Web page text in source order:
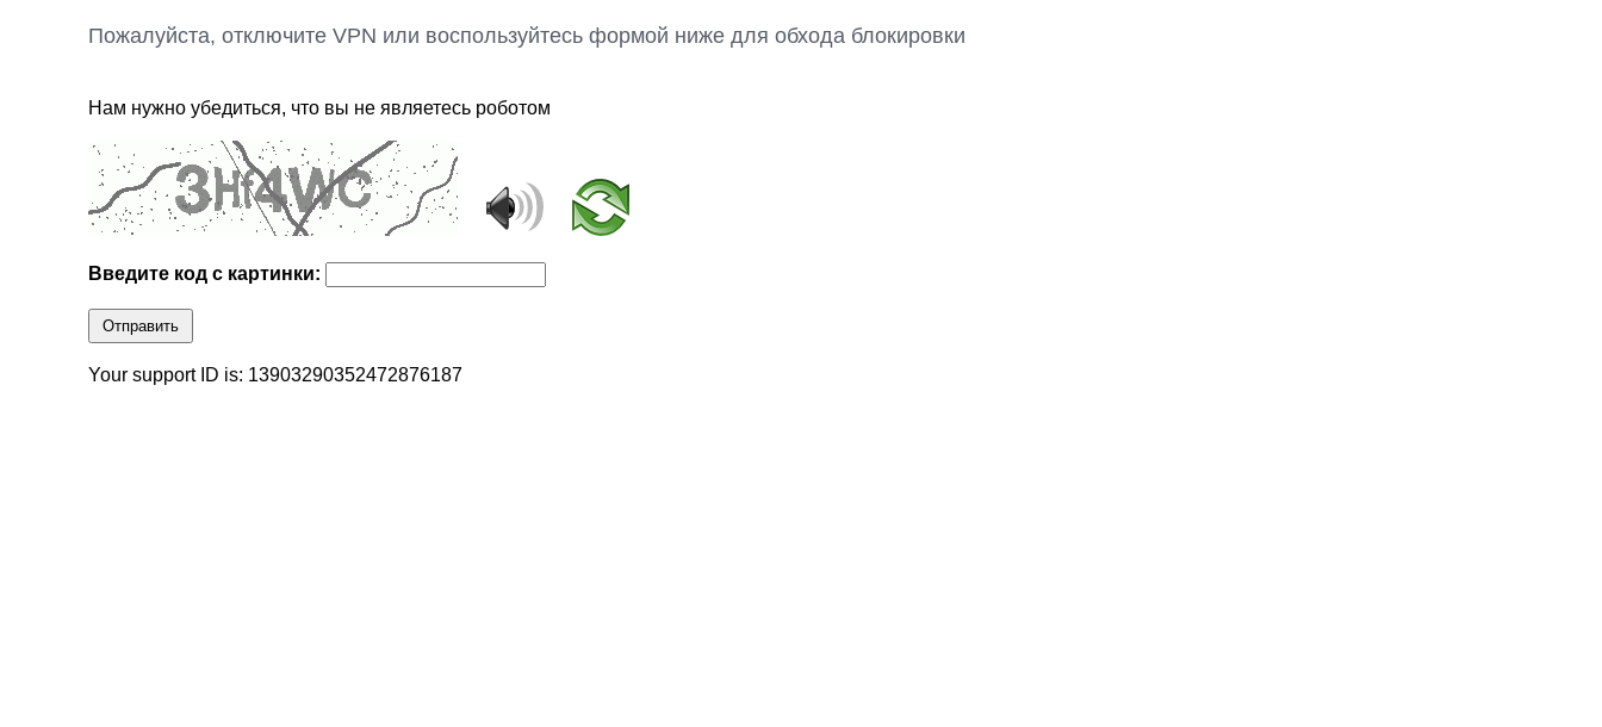
Пожалуйста, отключите VPN или воспользуйтесь формой ниже для обхода блокировки
Нам нужно убедиться, что вы не являетесь роботом
Введите код с картинки:
Отправить
Your support ID is: 13903290352472876187